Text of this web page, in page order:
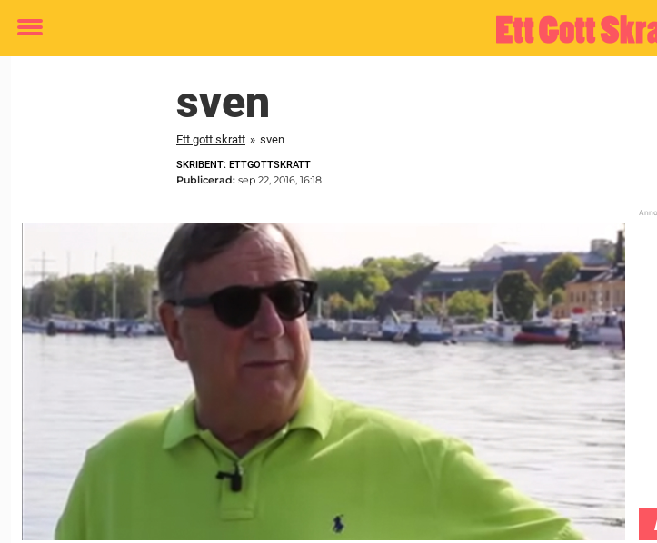
Toggle
sven
Ett gott skratt » sven
SKRIBENT: ETTGOTTSKRATT
Publicerad: sep 22, 2016, 16:18